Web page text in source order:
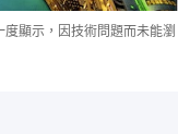
顯示，因技術問題而未能瀏